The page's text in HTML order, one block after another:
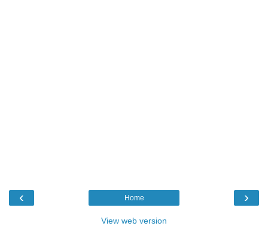
‹ ›
Home
View web version